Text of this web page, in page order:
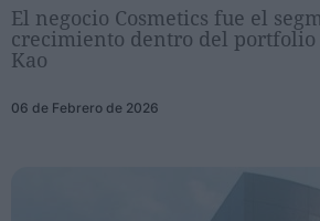
Entrevistas a directivos
Tendencias
Internacional
El negocio Cosmetics fue el
crecimiento dentro del portfolio
Kao
06 de Febrero de 2026